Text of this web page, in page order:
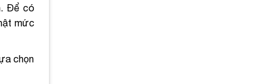
Để có
mức
chọn